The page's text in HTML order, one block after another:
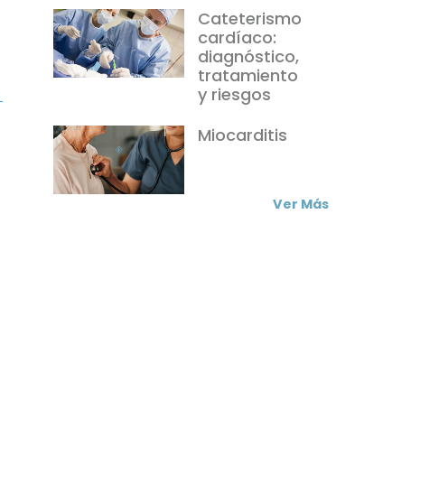
Cateterismo
cardíaco:
diagnóstico,
tratamiento
y riesgos
Miocarditis
Ver Más